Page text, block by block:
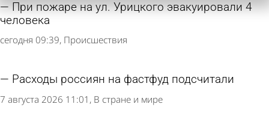
При пожаре на ул. Урицкого эвакуировали 4
человека
сегодня 09:39 Происшествия
Расходы россиян на фастфуд подсчитали
7 августа 2026 11:01 В стране и мире